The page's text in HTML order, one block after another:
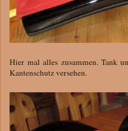
Hier mal alles zusammen. Tank
Kantenschutz versehen.